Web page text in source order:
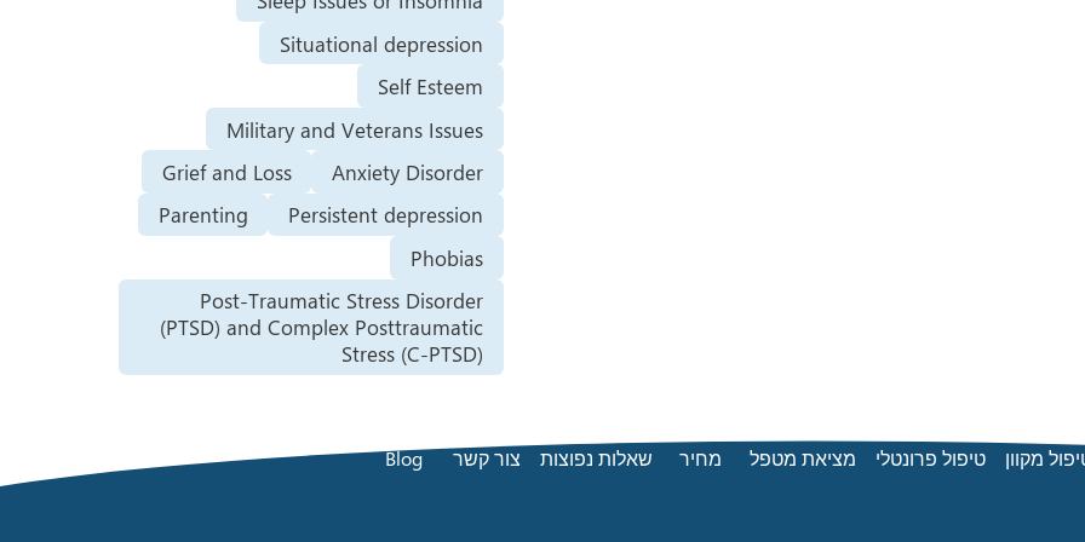
Situational depression
Self Esteem
Military and Veterans Issues
Anxiety Disorder
Grief and Loss
Persistent depression
Parenting
Phobias
Post-Traumatic Stress Disorder
(PTSD) and Complex Posttraumatic
Stress (C-PTSD)
מקוון טיפול פרונטלי מציאת מטפל מחיר שאלות נפוצות צור קשר Blog